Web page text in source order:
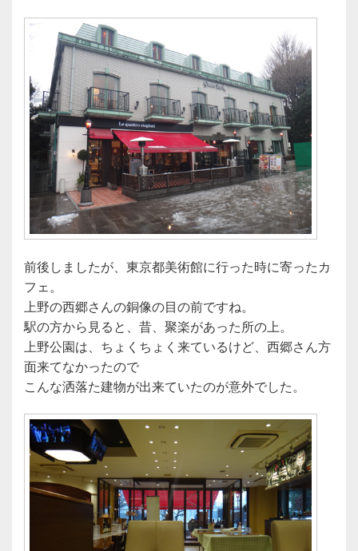
前後しましたが、東京都美術館に行った時に寄ったカ
フェ。
上野の西郷さんの銅像の目の前ですね。
駅の方から見ると、昔、聚楽があった所の上。
上野公園は、ちょくちょく来ているけど、西郷さん方
面来てなかったので
こんな洒落た建物が出来ていたのが意外でした。